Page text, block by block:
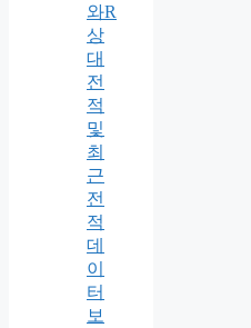
와R
상
대
전
적
및
최
근
전
적
데
이
터
보